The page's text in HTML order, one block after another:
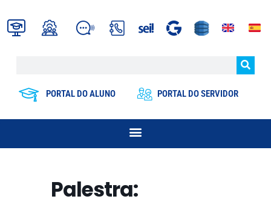
PORTAL DO ALUNO PORTAL DO SERVIDOR
Palestra: